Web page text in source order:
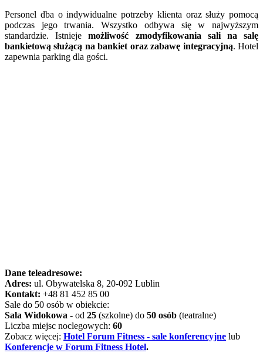
Personel dba o indywidualne potrzeby klienta oraz służy pomocą
podczas jego trwania. Wszystko odbywa się w najwyższym
standardzie. Istniejemożliwość zmodyfikowania sali na salę
bankietową służącą na bankiet oraz zabawę integracyjną. Hotel
zapewnia parking dla gości.
Dane teleadresowe:
Adres: ul. Obywatelska 8, 20-092 Lublin
Kontakt: +48 81 452 85 00
Sale do 50 osób w obiekcie:
Sala Widokowa - od 25 (szkolne) do 50 osób (teatralne)
Liczba miejsc noclegowych: 60
Zobacz więcej: Hotel Forum Fitness - sale konferencyjne lub
Konferencje w Forum Fitness Hotel.